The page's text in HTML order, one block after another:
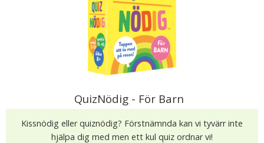
QuizNödig - För Barn
Kissnödig eller quiznödig? Förstnämnda kan vi tyvärr inte
hjälpa dig med men ett kul quiz ordnar vi!